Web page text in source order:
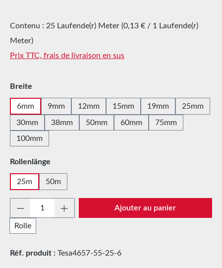
Contenu : 25 Laufende(r) Meter (0,13 € / 1 Laufende(r)
Meter)
Prix TTC, frais de livraison en sus
Sélectionnez
Breite
6mm 9mm 12mm 15mm 19mm 25mm
30mm 38mm 50mm 60mm
75mm
100mm
Sélectionnez
Rollenlänge
25m 50m
Quantité de produit : Entrez la quantité
Rolle
Ajouter au panier
Réf. produit : Tesa4657-55-25-6